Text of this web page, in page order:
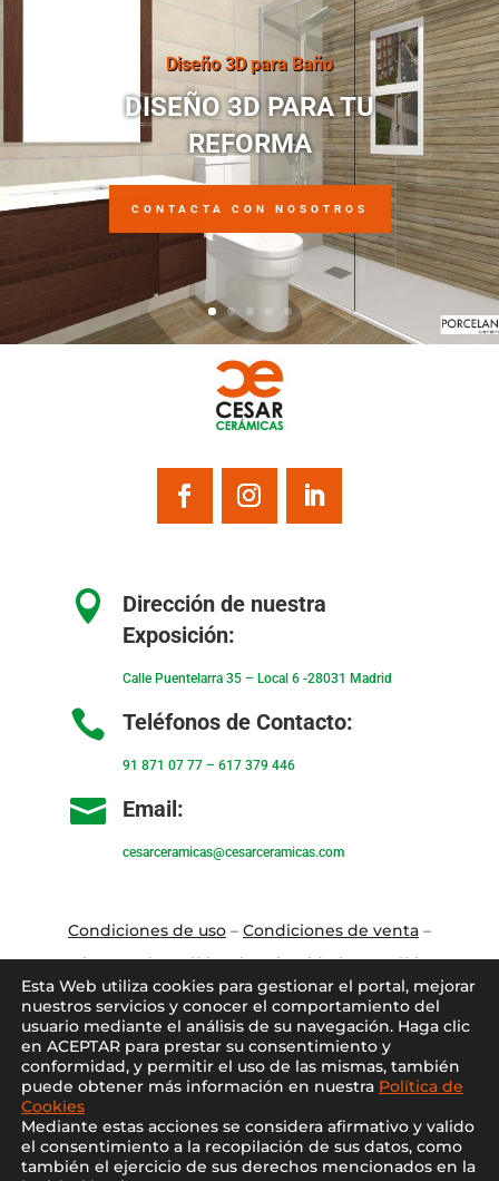
Diseño 3D para Baño
DISEÑO 3D PARA TU
REFORMA
CONTACTA CON NOSOTROS

Dirección de nuestra
Exposición:
Calle Puentelarra 35 – Local 6 -28031 Madrid
 Teléfonos de Contacto:
91 871 07 77– 617 379 446
 Email:
cesarceramicas@cesarceramicas.com
Condiciones de uso– Condiciones de venta–
Aviso Legal–Política de privacidad –Política
de cookies
Blog–Contacto–Conócenos –Mi Cuenta
Esta Web utiliza cookies para gestionar el portal, mejorar
nuestros servicios y conocer el comportamiento del
usuario mediante el análisis de su navegación. Haga clic
en ACEPTAR para prestar su consentimiento y
conformidad, y permitir el uso de las mismas, también
puede obtener más información en nuestra Política de
Cookies
Mediante estas acciones se considera afirmativo y valido
el consentimiento a la recopilación de sus datos, como
también el ejercicio de sus derechos mencionados en la